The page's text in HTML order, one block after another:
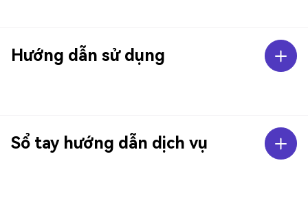
Hướng dẫn sử dụng
Sổ tay hướng dẫn dịch vụ